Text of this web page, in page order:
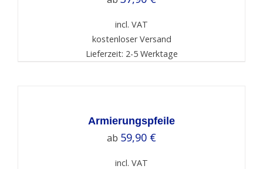
incl. VAT
kostenloser Versand
Lieferzeit: 2-5 Werktage
Armierungspfeile
ab 59,90 €
incl. VAT